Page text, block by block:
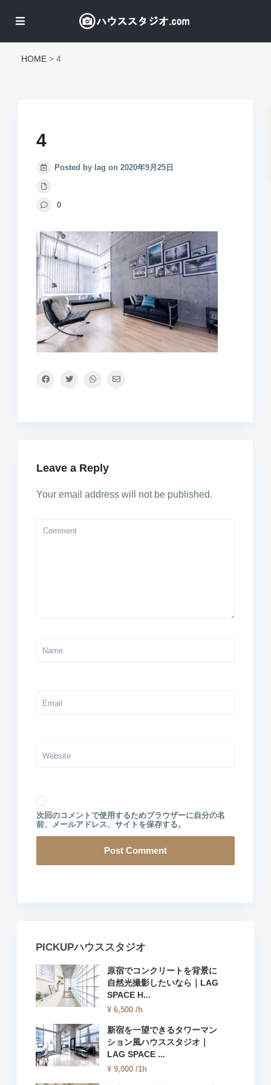
HOME > 4
4
Posted by lag on 2020年9月25日
0
Leave a Reply
Your email address will not be published.
次回のコメントで使用するためブラウザーに自分の名
前、メールアドレス、サイトを保存する。
PICKUPハウススタジオ
原宿でコンクリートを背景に
自然光撮影したいなら｜LAG
SPACE H...
¥ 6,500 /h
新宿を一望できるタワーマン
ション風ハウススタジオ｜
LAG SPACE ...
¥ 9,000 /1h